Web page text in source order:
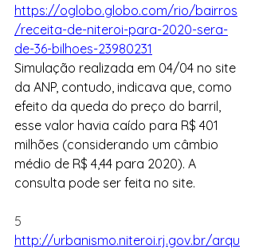
https://oglobo.globo.com/rio/bairros
/receita-de-niteroi-para-2020-sera-
de-36-bilhoes-23980231
Simulação realizada em 04/04 no site
da ANP, contudo, indicava que, como
efeito da queda do preço do barril,
esse valor havia caído para R$ 401
milhões (considerando um câmbio
médio de R$ 4,44 para 2020). A
consulta pode ser feita no site.
5
http://urbanismo.niteroi.rj.gov.br/arqu